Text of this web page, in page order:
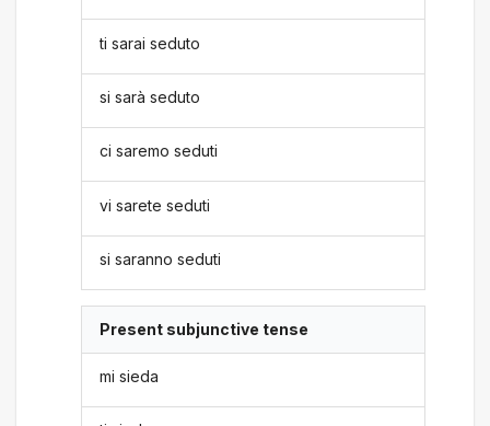
ti sarai seduto
si sarà seduto
ci saremo seduti
vi sarete seduti
si saranno seduti
Present subjunctive tense
mi sieda